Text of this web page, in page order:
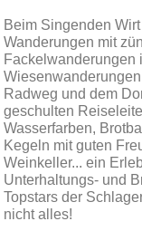
Beim Singenden
Wanderungen mit
Fackelwanderungen
Radweg und dem
geschulten
Wasserfarben,
Kegeln mit guten
Weinkeller... ein
Unterhaltungs- und
Topstars der
nicht alles!